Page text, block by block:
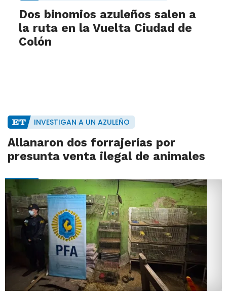
Dos binomios azuleños salen a
la ruta en la Vuelta Ciudad de
Colón
INVESTIGAN A UN AZULEÑO
Allanaron dos forrajerías por
presunta venta ilegal de animales